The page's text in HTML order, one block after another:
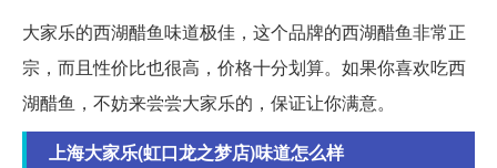
大家乐的西湖醋鱼味道极佳，这个品牌的西湖醋鱼非常正
宗，而且性价比也很高，价格十分划算。如果你喜欢吃西
湖醋鱼，不妨来尝尝大家乐的，保证让你满意。
上海大家乐(虹口龙之梦店)味道怎么样